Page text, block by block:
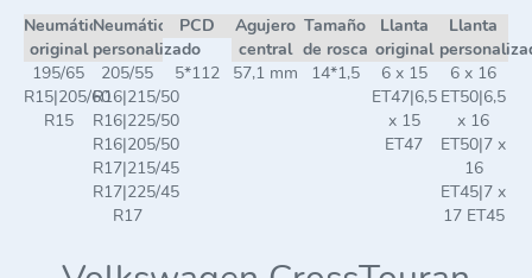
Neumático
original
Neumático
personalizado
PCD
Agujero
central
Tamaño
de rosca
Llanta
original
Llanta
195/65
R15|205/60
R15
205/55
R16|215/50
R16|225/50
R16|205/50
R17|215/45
R17|225/45
R17
5*112 57,1 mm 14*1,5
6 x 15
ET47|6,5
x 15
ET47
6 x 16
ET50|6,5
x 16
ET50|7 x
16
ET45|7 x
17 ET45